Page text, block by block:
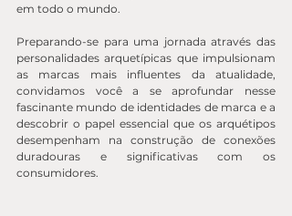
em todo o mundo.
Preparando-se para uma jornada através das
personalidades arquetípicas que impulsionam
as marcas mais influentes da atualidade,
convidamos você a se aprofundar nesse
fascinante mundo de identidades de marca e a
descobrir o papel essencial que os arquétipos
desempenham na construção de conexões
duradouras e significativas com os
consumidores.